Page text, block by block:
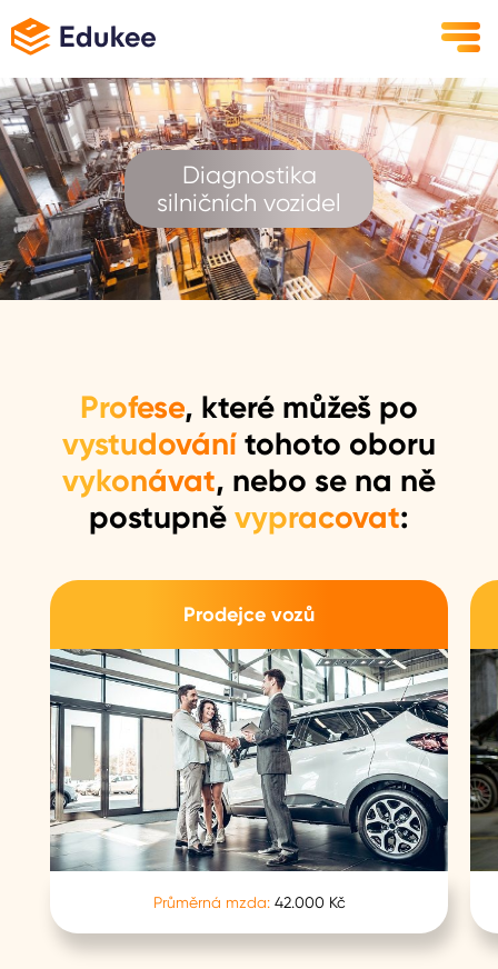
Diagnostika
silničních vozidel
Profese, které můžeš po
vystudování tohoto oboru
vykonávat, nebo se na ně
postupně vypracovat:
Prodejce vozů
Průměrná mzda: 42.000 Kč